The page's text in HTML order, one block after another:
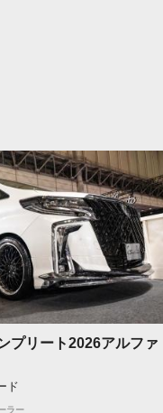
プリート2026アルファ
ド
ラー